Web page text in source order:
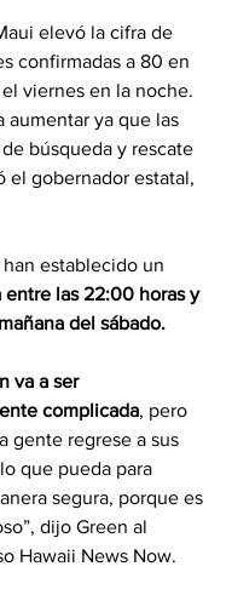
elevó la cifra de
confirmadas a 80 en
viernes en la noche.
aumentar ya que las
búsqueda y rescate
el gobernador estatal,
han establecido un
las 22:00 horas y
del sábado.
va a ser
complicada, pero
gente regrese a sus
que pueda para
segura, porque es
dijo Green al
Hawaii News Now.